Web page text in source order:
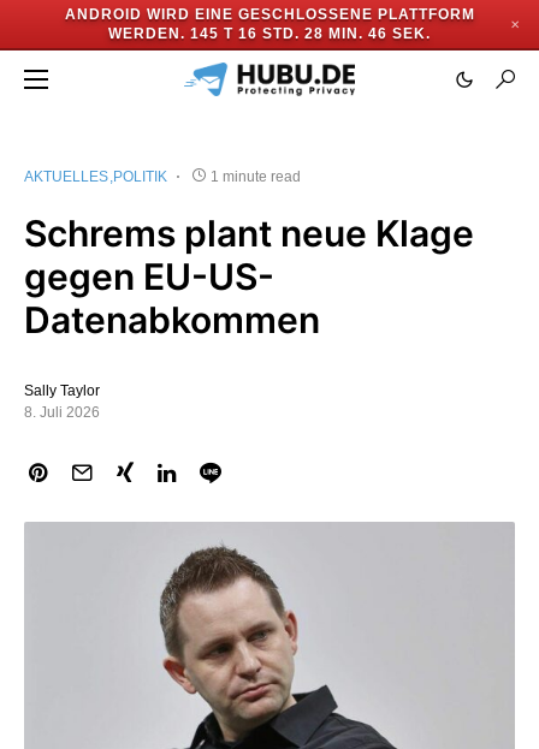
ANDROID WIRD EINE GESCHLOSSENE PLATTFORM
WERDEN. 145 T 16 STD. 28 MIN. 45 SEK.
✕
AKTUELLES POLITIK 1 minute read
Schrems plant neue Klage
gegen EU-US-
Datenabkommen
Sally Taylor
8. Juli 2026